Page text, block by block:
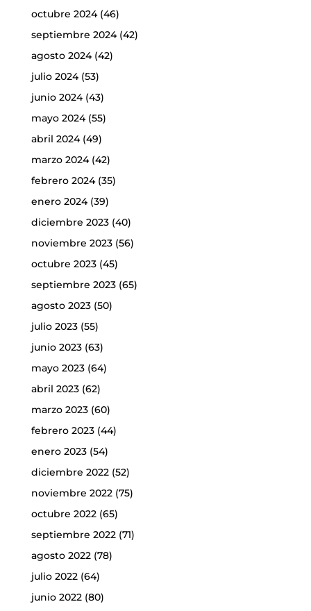
octubre 2024(46)
septiembre 2024(42)
agosto 2024(42)
julio 2024(53)
junio 2024(43)
mayo 2024(55)
abril 2024(49)
marzo 2024(42)
febrero 2024(35)
enero 2024(39)
diciembre 2023(40)
noviembre 2023(56)
octubre 2023(45)
septiembre 2023(65)
agosto 2023(50)
julio 2023(55)
junio 2023(63)
mayo 2023(64)
abril 2023(62)
marzo 2023(60)
febrero 2023(44)
enero 2023(54)
diciembre 2022(52)
noviembre 2022(75)
octubre 2022(65)
septiembre 2022(71)
agosto 2022(78)
julio 2022(64)
junio 2022(80)